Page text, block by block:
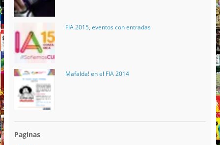
FIA 2015, eventos con entradas
Mafalda! en el FIA 2014
Paginas